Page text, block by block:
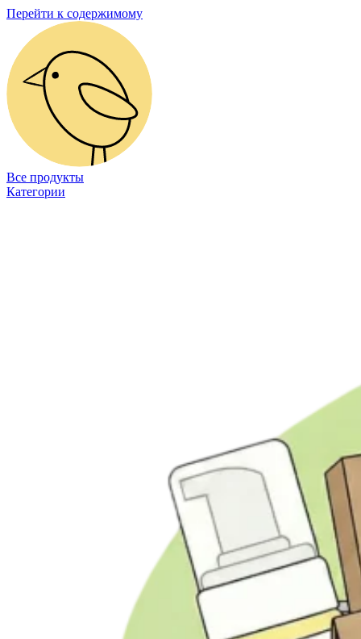
Перейти к содержимому
Все продукты
Категории